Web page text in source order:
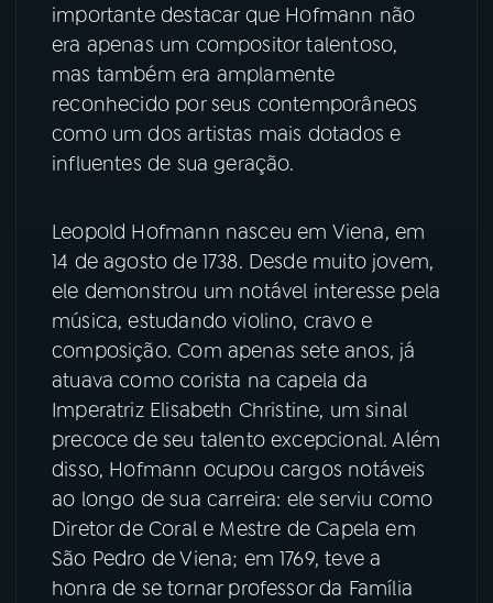
importante destacar que Hofmann não
era apenas um compositor talentoso,
mas também era amplamente
reconhecido por seus contemporâneos
como um dos artistas mais dotados e
influentes de sua geração.
Leopold Hofmann nasceu em Viena, em
14 de agosto de 1738. Desde muito jovem,
ele demonstrou um notável interesse pela
música, estudando violino, cravo e
composição. Com apenas sete anos, já
atuava como corista na capela da
Imperatriz Elisabeth Christine, um sinal
precoce de seu talento excepcional. Além
disso, Hofmann ocupou cargos notáveis
ao longo de sua carreira: ele serviu como
Diretor de Coral e Mestre de Capela em
São Pedro de Viena; em 1769, teve a
honra de se tornar professor da Família